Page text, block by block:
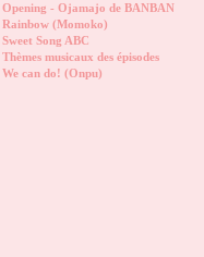
Opening - Ojamajo de BANBAN
Rainbow (Momoko)
Sweet Song ABC
Thèmes musicaux des épisodes
We can do! (Onpu)